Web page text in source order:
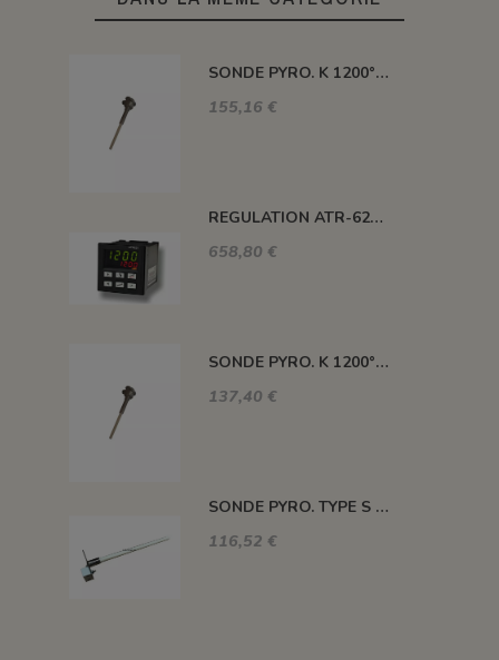
SONDE PYRO. K 1200° 300MM AVEC TETE
155,16 €
REGULATION ATR-621 13 ABC-T
658,80 €
SONDE PYRO. K 1200° 220MM AVEC TETE
137,40 €
SONDE PYRO. TYPE S 1400° 120MM SANS TETE
116,52 €